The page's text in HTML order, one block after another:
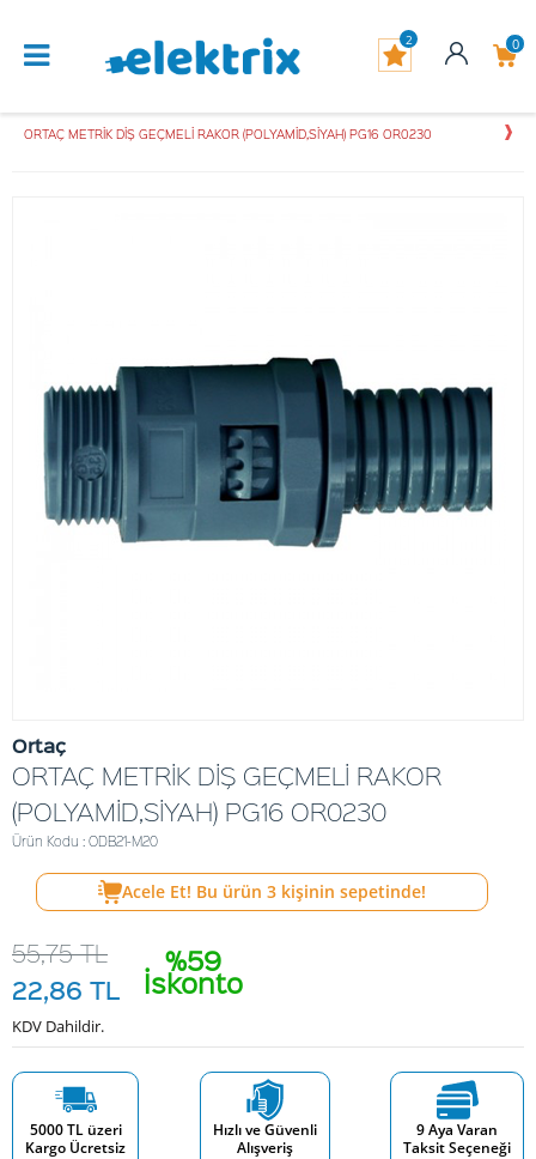
0
2
ORTAÇ METRİK DİŞ GEÇMELİ RAKOR (POLYAMİD,SİYAH) PG16 OR0230
Ortaç
ORTAÇ METRİK DİŞ GEÇMELİ RAKOR
(POLYAMİD,SİYAH) PG16 OR0230
Ürün Kodu : ODB21-M20
Acele Et! Bu ürün 3 kişinin sepetinde!
%59
İskonto
55,75TL
22,86 TL
KDV Dahildir.
5000 TL üzeri
Kargo Ücretsiz
Hızlı ve Güvenli
Alışveriş
9 Aya Varan
Taksit Seçeneği